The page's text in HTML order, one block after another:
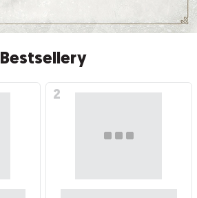
Bestsellery